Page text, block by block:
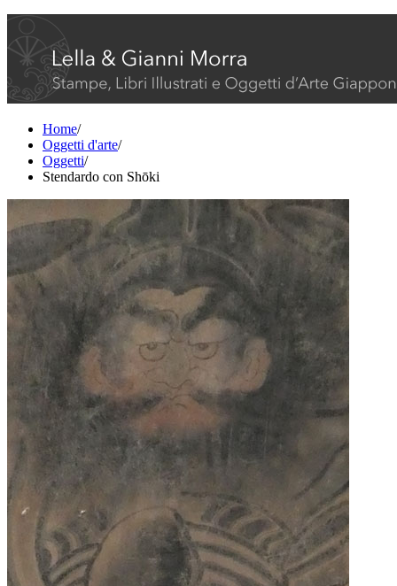
Home/
Oggetti d'arte/
Oggetti/
Stendardo con Shōki